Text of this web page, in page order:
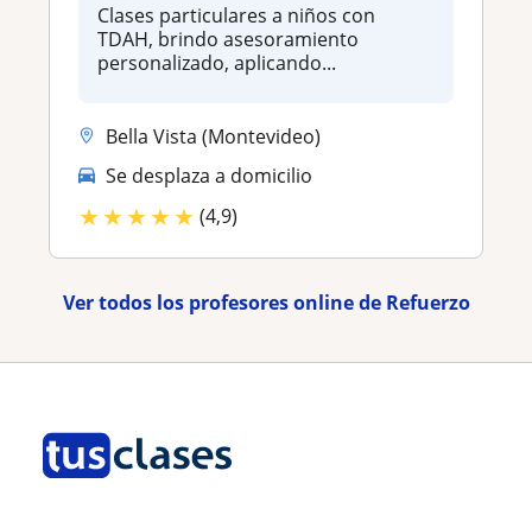
Clases particulares a niños con
TDAH, brindo asesoramiento
personalizado, aplicando...
Bella Vista (Montevideo)
Se desplaza a domicilio
★★★★★ (4,9)
Ver todos los profesores online de Refuerzo